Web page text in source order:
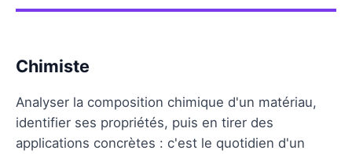
Chimiste
Analyser la composition chimique d'un matériau,
identifier ses propriétés, puis en tirer des
applications concrètes : c'est le quotidien d'un